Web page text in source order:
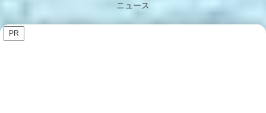
ニュース
PR